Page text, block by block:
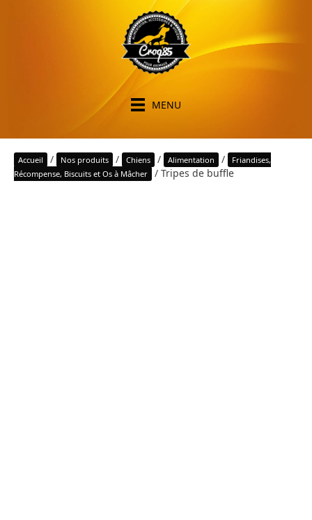
MENU
Accueil / Nos produits / Chiens / Alimentation /
Friandises,
Récompense, Biscuits et Os à Mâcher
/ Tripes de buffle